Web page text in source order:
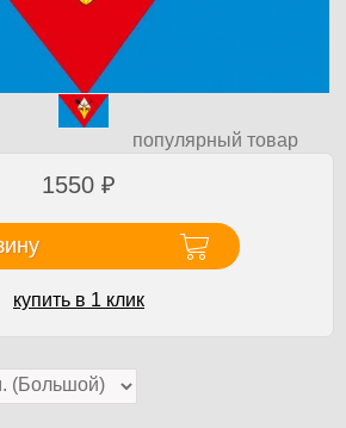
популярный товар
1550 ₽
купить в 1 клик